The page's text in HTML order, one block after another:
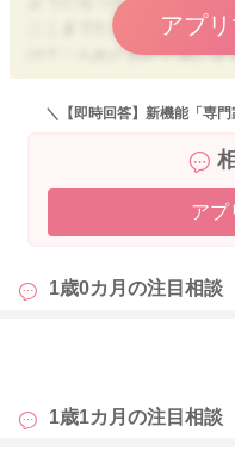
ここまでたくさん試行錯
けてこられたのだと思いま
まず、現在の体重増加に
栄養を取れるようになっ
に見えます。
成長曲線内で推移してい
1歳～1歳半頃は、「離乳食
どを離乳食から摂るように
離乳食を十分に食べている
必要なくなるため、母乳
アプ
＼【即時回答】新機能「専
アプ
1歳0カ月の注目相談
1歳1カ月の注目相談